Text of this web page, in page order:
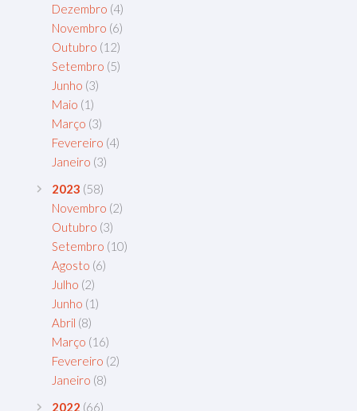
Dezembro (4)
Novembro (6)
Outubro (12)
Setembro (5)
Junho (3)
Maio (1)
Março (3)
Fevereiro (4)
Janeiro (3)
2023 (58)
Novembro (2)
Outubro (3)
Setembro (10)
Agosto (6)
Julho (2)
Junho (1)
Abril (8)
Março (16)
Fevereiro (2)
Janeiro (8)
2022 (66)